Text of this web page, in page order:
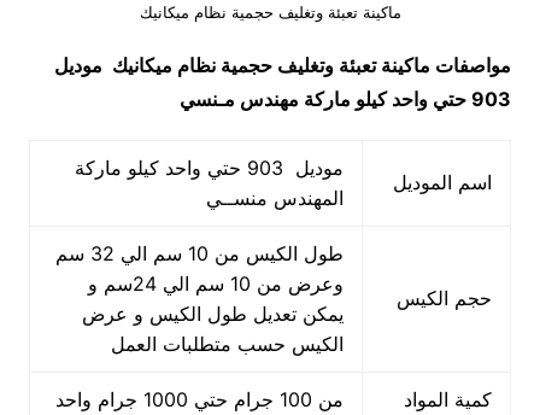
ماكينة تعبئة وتغليف حجمية نظام ميكانيك
مواصفات ماكينة تعبئة وتغليف حجمية نظام ميكانيك موديل
903 حتي واحد كيلو ماركة مهندس مـنسي
اسم الموديل
موديل 903 حتي واحد كيلو ماركة
المهندس منســي
حجم الكيس
طول الكيس من 10 سم الي 32 سم
وعرض من 10 سم الي 24سم و
يمكن تعديل طول الكيس و عرض
الكيس حسب متطلبات العمل
كمية المواد
من 100 جرام حتي 1000 جرام واحد